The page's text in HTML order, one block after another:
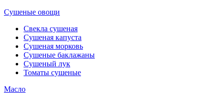
Сушеные овощи
Свекла сушеная
Сушеная капуста
Сушеная морковь
Сушеные баклажаны
Сушеный лук
Томаты сушеные
Масло